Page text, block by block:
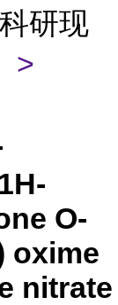
研现
>
O-
oxime
nitrate